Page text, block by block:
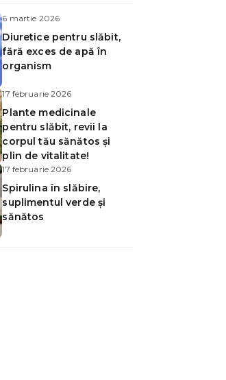
6 martie 2026
Diuretice pentru slăbit,
fără exces de apă în
organism
17 februarie 2026
Plante medicinale
pentru slăbit, revii la
corpul tău sănătos și
plin de vitalitate!
17 februarie 2026
Spirulina în slăbire,
suplimentul verde și
sănătos